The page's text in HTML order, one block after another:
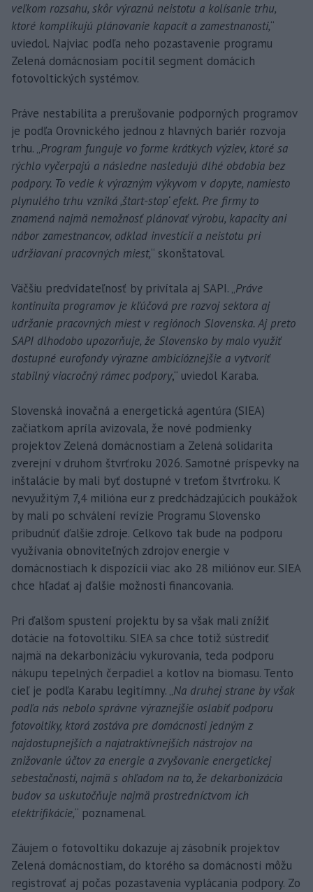
veľkom rozsahu, skôr výraznú neistotu a kolísanie trhu,
ktoré komplikujú plánovanie kapacít a zamestnanosti,“
uviedol. Najviac podľa neho pozastavenie programu
Zelená domácnosiam pocítil segment domácich
fotovoltických systémov.
Práve nestabilita a prerušovanie podporných programov
je podľa Orovnického jednou z hlavných bariér rozvoja
trhu. „Program funguje vo forme krátkych výziev, ktoré sa
rýchlo vyčerpajú a následne nasledujú dlhé obdobia bez
podpory. To vedie k výrazným výkyvom v dopyte, namiesto
plynulého trhu vzniká ‚štart-stop‘ efekt. Pre firmy to
znamená najmä nemožnosť plánovať výrobu, kapacity ani
nábor zamestnancov, odklad investícií a neistotu pri
udržiavaní pracovných miest,“ skonštatoval.
Väčšiu predvídateľnosť by privítala aj SAPI. „Práve
kontinuita programov je kľúčová pre rozvoj sektora aj
udržanie pracovných miest v regiónoch Slovenska. Aj preto
SAPI dlhodobo upozorňuje, že Slovensko by malo využiť
dostupné eurofondy výrazne ambicióznejšie a vytvoriť
stabilný viacročný rámec podpory,“ uviedol Karaba.
Slovenská inovačná a energetická agentúra (SIEA)
začiatkom apríla avizovala, že nové podmienky
projektov Zelená domácnostiam a Zelená solidarita
zverejní v druhom štvrťroku 2026. Samotné príspevky na
inštalácie by mali byť dostupné v treťom štvrťroku. K
nevyužitým 7,4 milióna eur z predchádzajúcich poukážok
by mali po schválení revízie Programu Slovensko
pribudnúť ďalšie zdroje. Celkovo tak bude na podporu
využívania obnoviteľných zdrojov energie v
domácnostiach k dispozícii viac ako 28 miliónov eur. SIEA
chce hľadať aj ďalšie možnosti financovania.
Pri ďalšom spustení projektu by sa však mali znížiť
dotácie na fotovoltiku. SIEA sa chce totiž sústrediť
najmä na dekarbonizáciu vykurovania, teda podporu
nákupu tepelných čerpadiel a kotlov na biomasu. Tento
cieľ je podľa Karabu legitímny. „Na druhej strane by však
podľa nás nebolo správne výraznejšie oslabiť podporu
fotovoltiky, ktorá zostáva pre domácnosti jedným z
najdostupnejších a najatraktívnejších nástrojov na
znižovanie účtov za energie a zvyšovanie energetickej
sebestačnosti, najmä s ohľadom na to, že dekarbonizácia
budov sa uskutočňuje najmä prostredníctvom ich
elektrifikácie,“ poznamenal.
Záujem o fotovoltiku dokazuje aj zásobník projektov
Zelená domácnostiam, do ktorého sa domácnosti môžu
registrovať aj počas pozastavenia vyplácania podpory. Zo